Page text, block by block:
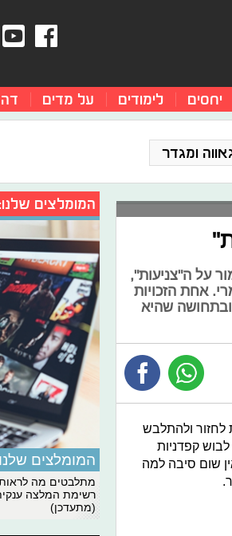
יחסים לימודים על מדים דה
ומגדר
על ה"צניעות",
אחת הזכויות
שהיא
לחזור ולהתלבש
קפדניות
שום סיבה למה
המומלצים שלנו:
המומלצים
מתלבטים מה לראות
רשימת המלצה
(מתעדכן)